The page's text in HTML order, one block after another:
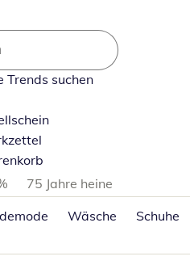
Trends suchen
75 Jahre heine
Wäsche Schuhe